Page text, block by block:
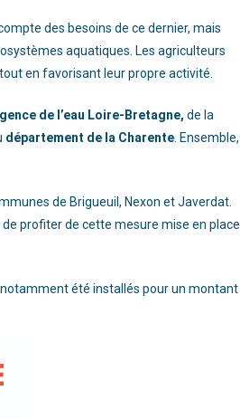
des besoins de ce dernier, mais
aquatiques. Les agriculteurs
en favorisant leur propre activité.
de l’eau Loire-Bretagne, de la
département de la Charente . Ensemble,
de Brigueuil, Nexon et Javerdat.
profiter de cette mesure mise en place
été installés pour un montant